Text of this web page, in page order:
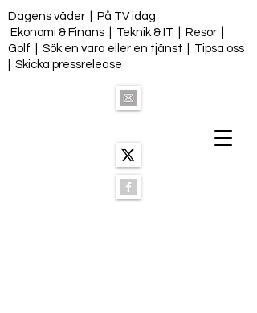
Dagens väder
På TV idag
Ekonomi & Finans
Teknik & IT Resor
Golf
Sök en vara eller en tjänst
Tipsa oss
Skicka pressrelease